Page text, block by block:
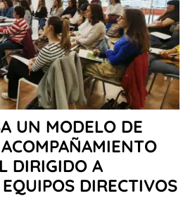
UN MODELO DE
DIRIGIDO A
DIRECTIVOS